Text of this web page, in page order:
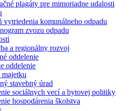
plagáty pre mimoriadne udalosti
vytriedenia komunálneho odpadu
zvozu odpadu
a regionálny rozvoj
oddelenie
oddelenie
majetku
stavebný úrad
sociálnych vecí a bytovej politiky
hospodárenia školstva